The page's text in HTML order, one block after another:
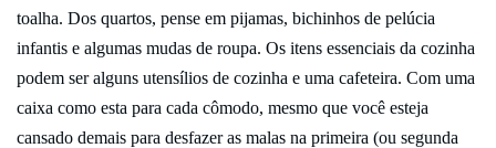
toalha. Dos quartos, pense em pijamas, bichinhos de pelúcia
infantis e algumas mudas de roupa. Os itens essenciais da cozinha
podem ser alguns utensílios de cozinha e uma cafeteira. Com uma
caixa como esta para cada cômodo, mesmo que você esteja
cansado demais para desfazer as malas na primeira (ou segunda